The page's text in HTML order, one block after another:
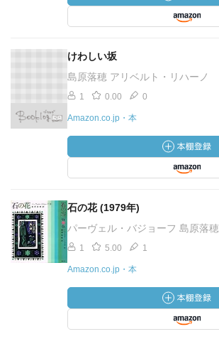
けわしい坂
島原落穂 アリベルト・リハーノ
1 0.00 0
Amazon.co.jp・本
石の花 (1979年)
パーヴェル・バジョーフ 島原落穂
1 5.00 1
Amazon.co.jp・本